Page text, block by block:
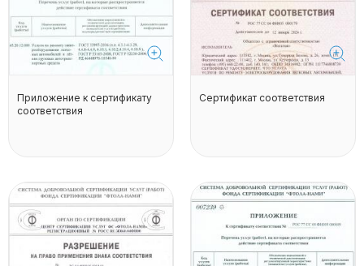
Приложение к сертификату
соответствия
Сертификат соответствия